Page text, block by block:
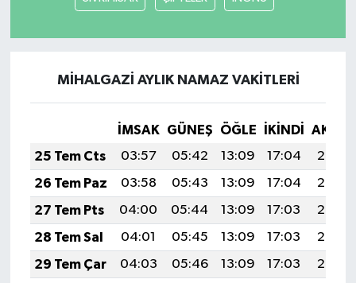
MİHALGAZİ AYLIK NAMAZ VAKITLERI
İMSAK GÜNEŞ ÖĞLE İKINDI
25 Tem Cts
03:57 05:42 13:09 17:04
20:26
26 Tem Paz
03:58 05:43 13:09 17:04
20:25
27 Tem Pts
04:00 05:44 13:09 17:03
20:24
28 Tem Sal
04:01 05:45 13:09 17:03
20:23
29 Tem Çar
04:03 05:46 13:09 17:03
20:22